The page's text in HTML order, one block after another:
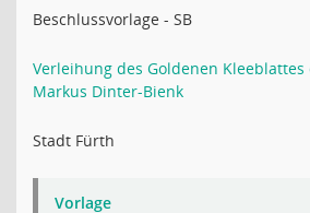
Beschlussvorlage - SB
Verleihung des Goldenen
Markus Dinter-Bienk
Stadt Fürth
Vorlage